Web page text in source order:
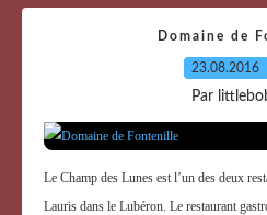
Domaine de
23.08.2016
Par
Le Champ des Lunes est l’un des deux
Lauris dans le Lubéron. Le restaurant